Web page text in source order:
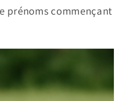
prénoms commençant